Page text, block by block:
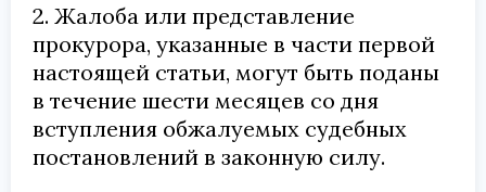
2. Жалоба или представление
прокурора, указанные в части первой
настоящей статьи, могут быть поданы
в течение шести месяцев со дня
вступления обжалуемых судебных
постановлений в законную силу.